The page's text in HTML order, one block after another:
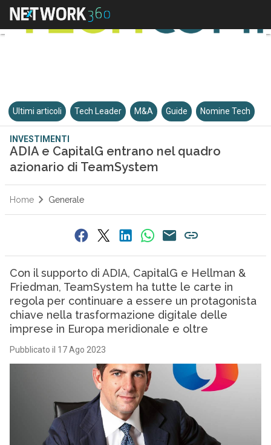
Ultimi articoli Tech Leader M&A Guide Nomine Tech
INVESTIMENTI
ADIA e CapitalG entrano nel quadro
azionario di TeamSystem
Home Generale
Con il supporto di ADIA, CapitalG e Hellman &
Friedman, TeamSystem ha tutte le carte in
regola per continuare a essere un protagonista
chiave nella trasformazione digitale delle
imprese in Europa meridionale e oltre
Pubblicato il 17 Ago 2023